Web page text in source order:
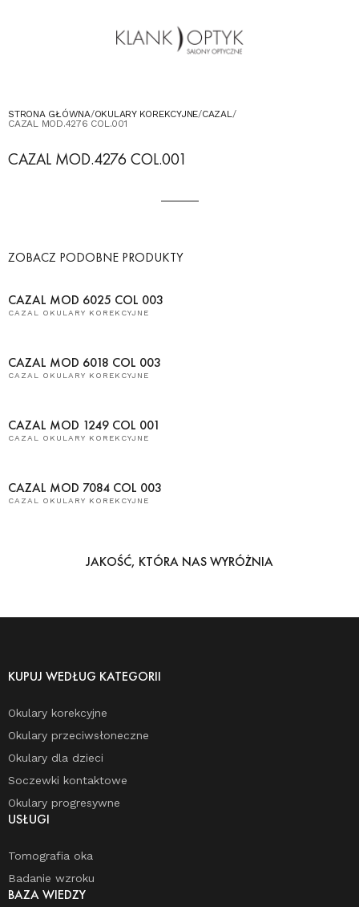
OKULARY DLA DZIECI
KONTAKT
UMÓW WIZYTĘ W SALONIE
STRONA GŁÓWNA/OKULARY KOREKCYJNE/CAZAL/
CAZAL MOD.4276 COL.001
CAZAL MOD.4276 COL.001
ZOBACZ PODOBNE PRODUKTY
CAZAL MOD 6025 COL 003
CAZAL OKULARY KOREKCYJNE
CAZAL MOD 6018 COL 003
CAZAL OKULARY KOREKCYJNE
CAZAL MOD 1249 COL 001
CAZAL OKULARY KOREKCYJNE
CAZAL MOD 7084 COL 003
CAZAL OKULARY KOREKCYJNE
JAKOŚĆ, KTÓRA NAS WYRÓŻNIA
KUPUJ WEDŁUG KATEGORII
Okulary korekcyjne
Okulary przeciwsłoneczne
Okulary dla dzieci
Soczewki kontaktowe
Okulary progresywne
USŁUGI
Tomografia oka
Badanie wzroku
BAZA WIEDZY